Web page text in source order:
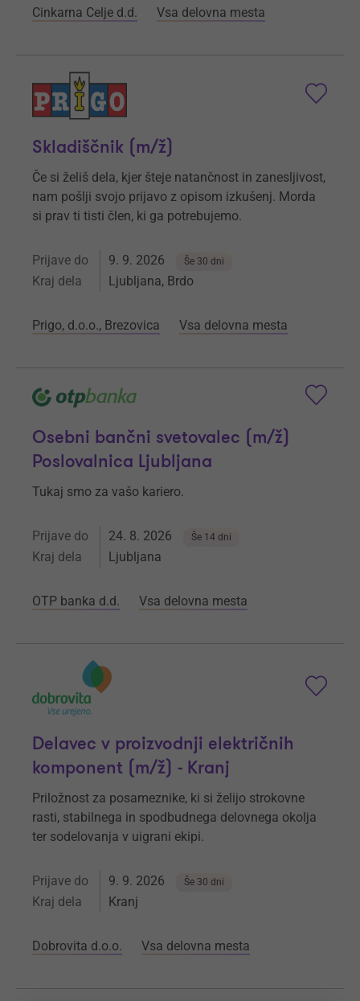
Cinkarna Celje d.d. Vsa delovna mesta
Skladiščnik (m/ž)
Če si želiš dela, kjer šteje natančnost in zanesljivost,
nam pošlji svojo prijavo z opisom izkušenj. Morda
si prav ti tisti člen, ki ga potrebujemo.
Prijave do 9. 9. 2026 Še 30 dni
Kraj dela Ljubljana, Brdo
Prigo, d.o.o., Brezovica Vsa delovna mesta
Osebni bančni svetovalec (m/ž)
Poslovalnica Ljubljana
Tukaj smo za vašo kariero.
Prijave do 24. 8. 2026 Še 14 dni
Kraj dela Ljubljana
OTP banka d.d. Vsa delovna mesta
Delavec v proizvodnji električnih
komponent (m/ž) - Kranj
Priložnost za posameznike, ki si želijo strokovne
rasti, stabilnega in spodbudnega delovnega okolja
ter sodelovanja v uigrani ekipi.
Prijave do 9. 9. 2026 Še 30 dni
Kraj dela Kranj
Dobrovita d.o.o. Vsa delovna mesta